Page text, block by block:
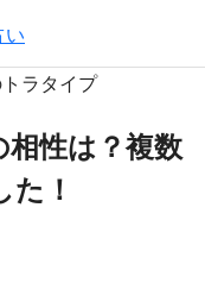
性は？複数
！